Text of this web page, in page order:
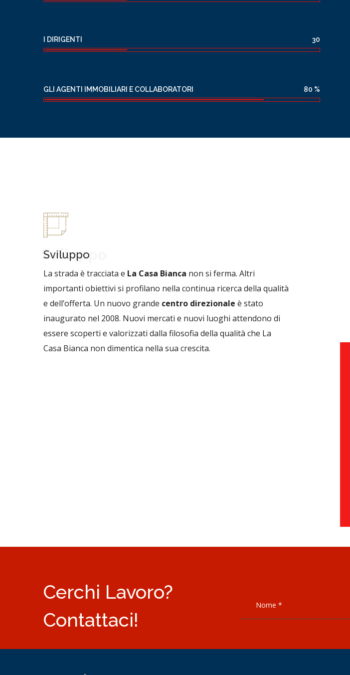
I DIRIGENTI 30
GLI AGENTI IMMOBILIARI E COLLABORATORI 80 %
Sviluppo
Sviluppo
La strada è tracciata e La Casa Bianca non si ferma. Altri
importanti obiettivi si profilano nella continua ricerca della qualità
e dell’offerta. Un nuovo grande centro direzionale è stato
inaugurato nel 2008. Nuovi mercati e nuovi luoghi attendono di
essere scoperti e valorizzati dalla filosofia della qualità che La
Casa Bianca non dimentica nella sua crescita.
Cerchi Lavoro?
Contattaci!